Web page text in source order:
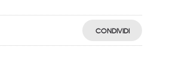
CONDIVIDI